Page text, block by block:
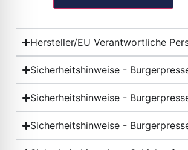
Hersteller/EU Verantwortliche
Sicherheitshinweise -
Sicherheitshinweise -
Sicherheitshinweise -